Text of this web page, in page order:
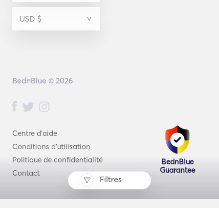
Filtres
Centre d'aide
Conditions d'utilisation
Politique de confidentialité
Contact
BednBlue
Guarantee
BednBlue © 2026